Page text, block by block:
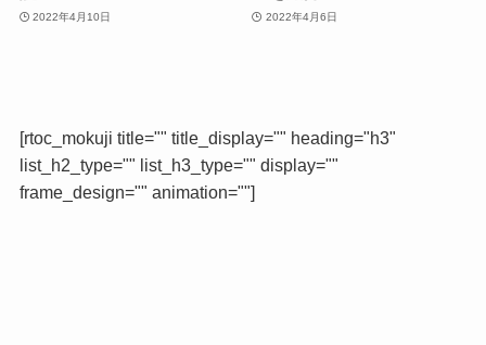
2022年4月10日 2022年4月6日
[rtoc_mokuji title="" title_display="" heading="h3"
list_h2_type="" list_h3_type="" display=""
frame_design="" animation=""]